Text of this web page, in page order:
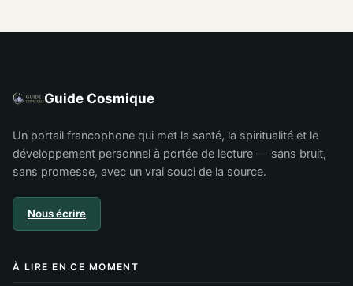
possibles
Guide Cosmique
Un portail francophone qui met la santé, la spiritualité et le
développement personnel à portée de lecture — sans bruit,
sans promesse, avec un vrai souci de la source.
Nous écrire
À LIRE EN CE MOMENT